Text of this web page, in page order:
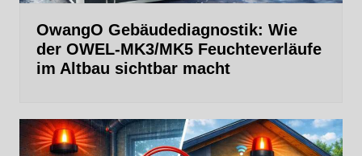
OwangO Gebäudediagnostik: Wie
der OWEL‑MK3/MK5 Feuchteverläufe
im Altbau sichtbar macht